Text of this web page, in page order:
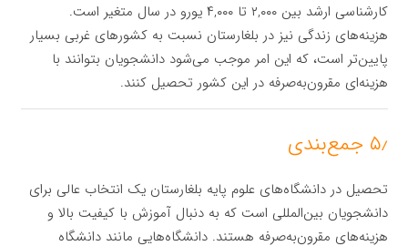
کارشناسی ارشد بین ۲,۰۰۰ تا ۴,۰۰۰ یورو در سال متغیر است.
هزینه‌های زندگی نیز در بلغارستان نسبت به کشورهای غربی بسیار
پایین‌تر است، که این امر موجب می‌شود دانشجویان بتوانند با
هزینه‌ای مقرون‌به‌صرفه در این کشور تحصیل کنند.
۵٫ جمع‌بندی
تحصیل در دانشگاه‌های علوم پایه بلغارستان یک انتخاب عالی برای
دانشجویان بین‌المللی است که به دنبال آموزش با کیفیت بالا و
هزینه‌های مقرون‌به‌صرفه هستند. دانشگاه‌هایی مانند دانشگاه